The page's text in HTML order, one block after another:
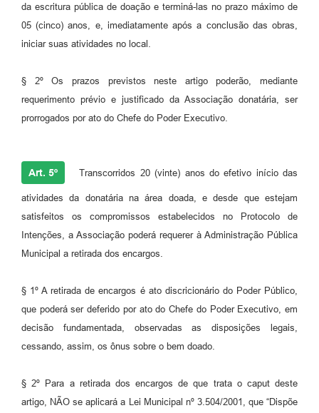
da escritura pública de doação e terminá-las no prazo máximo de
05 (cinco) anos, e, imediatamente após a conclusão das obras,
iniciar suas atividades no local.
§ 2º Os prazos previstos neste artigo poderão, mediante
requerimento prévio e justificado da Associação donatária, ser
prorrogados por ato do Chefe do Poder Executivo.
Art. 5º Transcorridos 20 (vinte) anos do efetivo início das
atividades da donatária na área doada, e desde que estejam
satisfeitos os compromissos estabelecidos no Protocolo de
Intenções, a Associação poderá requerer à Administração Pública
Municipal a retirada dos encargos.
§ 1º A retirada de encargos é ato discricionário do Poder Público,
que poderá ser deferido por ato do Chefe do Poder Executivo, em
decisão fundamentada, observadas as disposições legais,
cessando, assim, os ônus sobre o bem doado.
§ 2º Para a retirada dos encargos de que trata o caput deste
artigo, NÃO se aplicará a Lei Municipal nº 3.504/2001, que “Dispõe